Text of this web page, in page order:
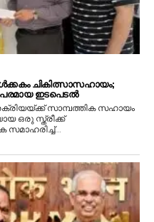
ചികിത്സാസഹായം;
ഇടപെടൽ
സാമ്പത്തിക സഹായം
ഒരു സ്ത്രീക്ക്